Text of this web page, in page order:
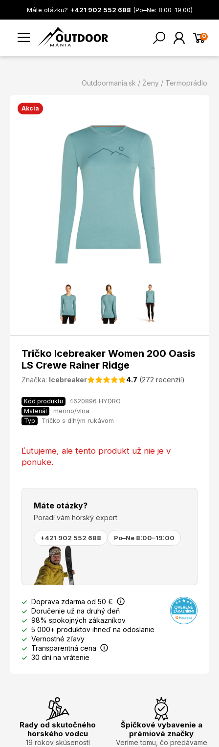
Máte otázku? +421 902 552 688 (Po–Ne: 8.00–19.00)
0
Outdoormania.sk Ženy Termoprádlo
Akcia
Tričko Icebreaker Women 200 Oasis
LS Crewe Rainer Ridge
Značka: Icebreaker 4.7 (272 recenzií)
Kód produktu 4620896 HYDRO
Materiál merino/vlna
Typ Tričko s dlhým rukávom
Ľutujeme, ale tento produkt už nie je v
ponuke.
Máte otázky?
Poradí vám horský expert
+421 902 552 688 Po–Ne 8:00–19:00
Doprava zdarma od 50 €
Doručenie už na druhý deň
98% spokojných zákazníkov
5 000+ produktov ihneď na odoslanie
Vernostné zľavy
Transparentná cena
30 dní na vrátenie
Rady od skutočného
horského vodcu
19 rokov skúseností
Špičkové vybavenie a
prémiové značky
Veríme tomu, čo predávame